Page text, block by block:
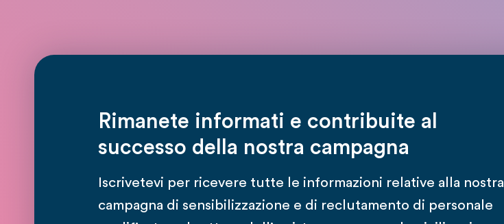
Rimanete informati e contribuite al
successo della nostra campagna
Iscrivetevi per ricevere tutte le informazioni relative alla nostra
campagna di sensibilizzazione e di reclutamento di personale